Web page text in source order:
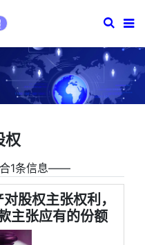
权
1条信息――
股权主张权利，
主张应有的份额